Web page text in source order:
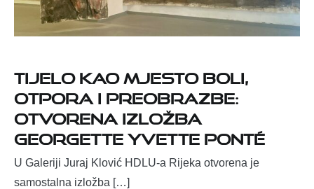
Tijelo kao mjesto boli,
otpora i preobrazbe:
otvorena izložba
Georgette Yvette Ponté
U Galeriji Juraj Klović HDLU-a Rijeka otvorena je
samostalna izložba […]